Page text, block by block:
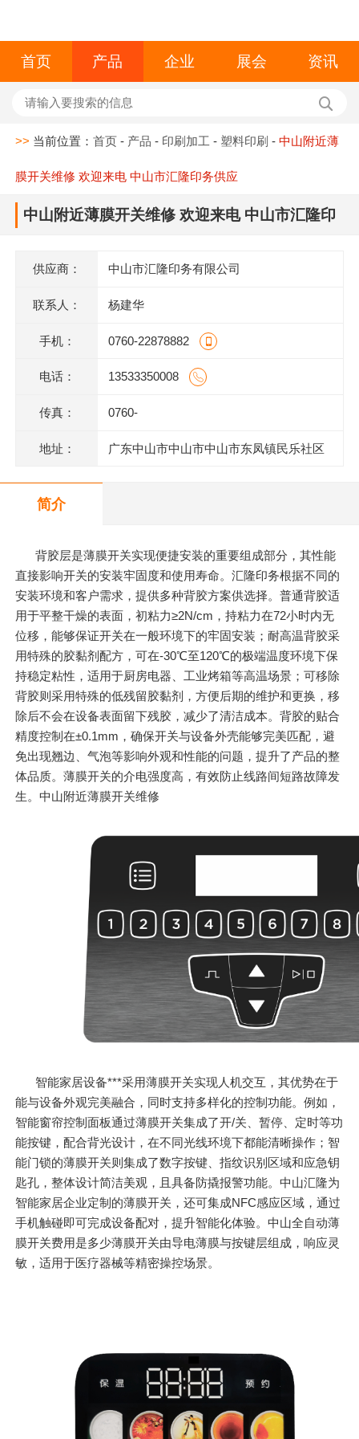
首页 产品 企业 展会 资讯
>> 当前位置：首页 - 产品 - 印刷加工 - 塑料印刷 -中山附近薄
膜开关维修 欢迎来电 中山市汇隆印务供应
中山附近薄膜开关维修 欢迎来电 中山市汇隆印
供应商： 中山市汇隆印务有限公司
联系人： 杨建华
手机： 0760-22878882
电话： 13533350008
传真： 0760-
地址： 广东中山市中山市中山市东凤镇民乐社区
简介
背胶层是薄膜开关实现便捷安装的重要组成部分，其性能
直接影响开关的安装牢固度和使用寿命。汇隆印务根据不同的
安装环境和客户需求，提供多种背胶方案供选择。普通背胶适
用于平整干燥的表面，初粘力≥2N/cm，持粘力在72小时内无
位移，能够保证开关在一般环境下的牢固安装；耐高温背胶采
用特殊的胶黏剂配方，可在-30℃至120℃的极端温度环境下保
持稳定粘性，适用于厨房电器、工业烤箱等高温场景；可移除
背胶则采用特殊的低残留胶黏剂，方便后期的维护和更换，移
除后不会在设备表面留下残胶，减少了清洁成本。背胶的贴合
精度控制在±0.1mm，确保开关与设备外壳能够完美匹配，避
免出现翘边、气泡等影响外观和性能的问题，提升了产品的整
体品质。薄膜开关的介电强度高，有效防止线路间短路故障发
生。中山附近薄膜开关维修
智能家居设备***采用薄膜开关实现人机交互，其优势在于
能与设备外观完美融合，同时支持多样化的控制功能。例如，
智能窗帘控制面板通过薄膜开关集成了开/关、暂停、定时等功
能按键，配合背光设计，在不同光线环境下都能清晰操作；智
能门锁的薄膜开关则集成了数字按键、指纹识别区域和应急钥
匙孔，整体设计简洁美观，且具备防撬报警功能。中山汇隆为
智能家居企业定制的薄膜开关，还可集成NFC感应区域，通过
手机触碰即可完成设备配对，提升智能化体验。中山全自动薄
膜开关费用是多少薄膜开关由导电薄膜与按键层组成，响应灵
敏，适用于医疗器械等精密操控场景。